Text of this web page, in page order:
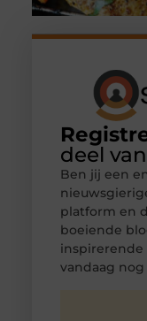
deel
Ben jij een
platform en
boeiende
inspirerende
vandaag